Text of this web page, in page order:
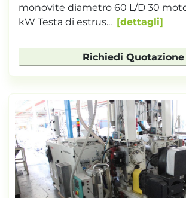
monovite diametro 60 L/D 30
kW Testa di estrus...
dettagli
Richiedi Quotazione